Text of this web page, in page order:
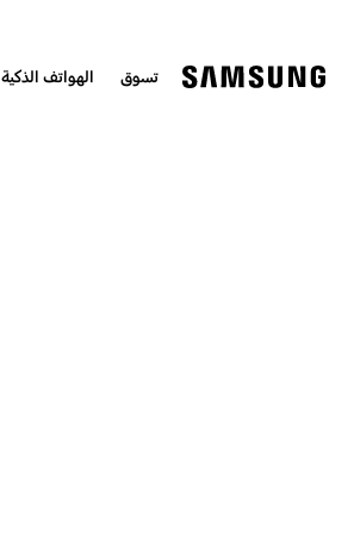
تسوق الهواتف الذكية